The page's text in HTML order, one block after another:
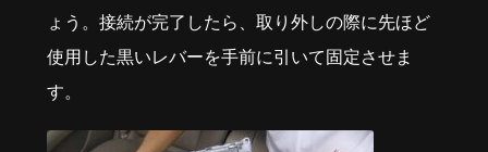
ょう。接続が完了したら、取り外しの際に先ほど
使用した黒いレバーを手前に引いて固定させま
す。